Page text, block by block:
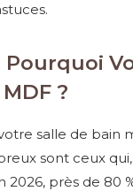
Pourquoi
?
salle de bain
sont ceux
2026, près de 80